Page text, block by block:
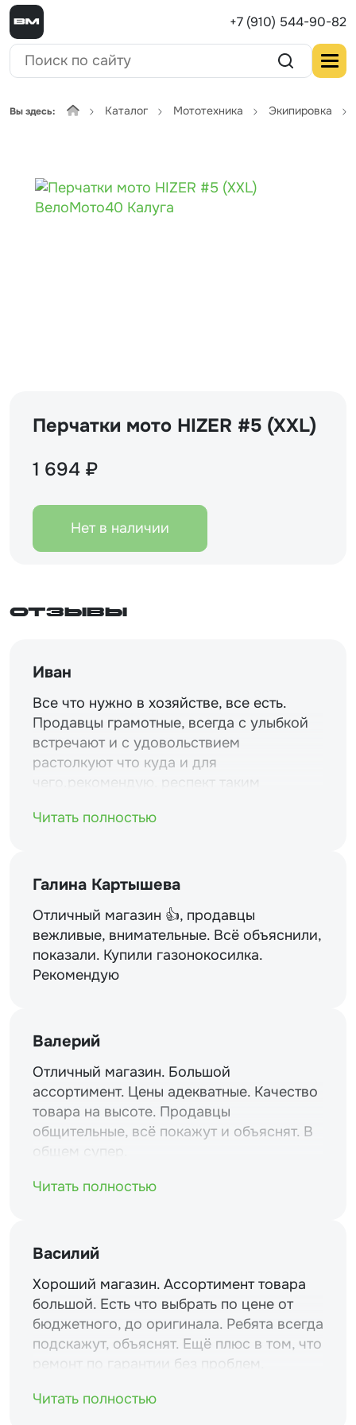
+7 (910) 544-90-82
Вы здесь: Каталог Мототехника Экипировка
Перчатки мото HIZER #5 (XXL)
1 694 ₽
Нет в наличии
Отзывы
Иван
Все что нужно в хозяйстве, все есть.
Продавцы грамотные, всегда с улыбкой
встречают и с удовольствием
растолкуют что куда и для
чего.рекомендую. респект таким
Читать полностью
Галина Картышева
Отличный магазин 👍, продавцы
вежливые, внимательные. Всё объяснили,
показали. Купили газонокосилка.
Рекомендую
Валерий
Отличный магазин. Большой
ассортимент. Цены адекватные. Качество
товара на высоте. Продавцы
общительные, всё покажут и объяснят. В
общем супер.
Читать полностью
Василий
Хороший магазин. Ассортимент товара
большой. Есть что выбрать по цене от
бюджетного, до оригинала. Ребята всегда
подскажут, объяснят. Ещё плюс в том, что
ремонт по гарантии без проблем.
Читать полностью